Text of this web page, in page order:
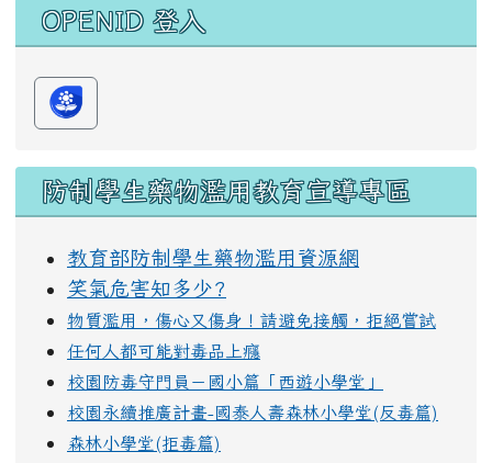
OPENID 登入
防制學生藥物濫用教育宣導專區
教育部防制學生藥物濫用資源網
笑氣危害知多少?
物質濫用，傷心又傷身！請避免接觸，拒絕嘗試
任何人都可能對毒品上癮
校園防毒守門員－國小篇「西遊小學堂」
校園永續推廣計畫-國泰人壽森林小學堂(反毒篇)
森林小學堂(拒毒篇)